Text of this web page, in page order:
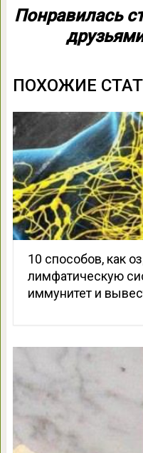
Понравилась
ПОХОЖИЕ
10 способов, как
лимфатическую
иммунитет и